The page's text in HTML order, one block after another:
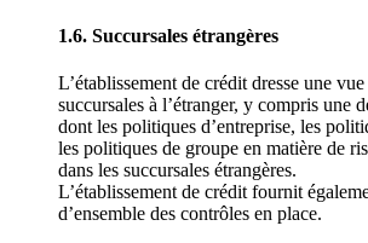
1.6. Succursales étrangères
L’établissement de crédit dresse une vue
succursales à l’étranger, y compris une
dont les politiques d’entreprise, les
les politiques de groupe en matière de
dans les succursales étrangères.
L’établissement de crédit fournit
d’ensemble des contrôles en place.